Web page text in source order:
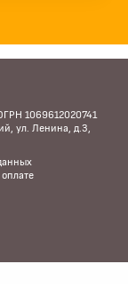
1069612020741
ул. Ленина, д.3,